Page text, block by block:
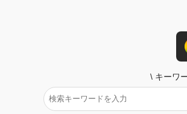
\ キーワ